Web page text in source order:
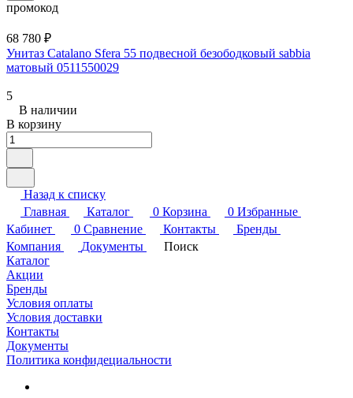
промокод
68 780 ₽
Унитаз Catalano Sfera 55 подвесной безободковый sabbia
матовый 0511550029
5
В наличии
В корзину
Назад к списку
Главная
Каталог 0 Корзина 0 Избранные
Кабинет
0 Сравнение Контакты
Бренды
Компания
Документы
Поиск
Каталог
Акции
Бренды
Условия оплаты
Условия доставки
Контакты
Документы
Политика конфидециальности